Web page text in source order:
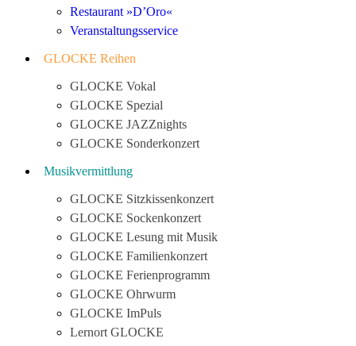
Restaurant »D’Oro«
Veranstaltungsservice
GLOCKE Reihen
GLOCKE Vokal
GLOCKE Spezial
GLOCKE JAZZnights
GLOCKE Sonderkonzert
Musikvermittlung
GLOCKE Sitzkissenkonzert
GLOCKE Sockenkonzert
GLOCKE Lesung mit Musik
GLOCKE Familienkonzert
GLOCKE Ferienprogramm
GLOCKE Ohrwurm
GLOCKE ImPuls
Lernort GLOCKE